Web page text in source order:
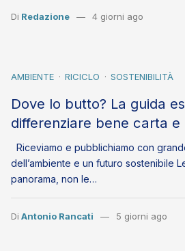
Di Redazione 4 giorni ago
AMBIENTE RICICLO SOSTENIBILITÀ
Dove lo butto? La guida
differenziare bene carta e
Riceviamo e pubblichiamo con
dell’ambiente e un futuro sostenibile
panorama, non le…
Di Antonio Rancati 5 giorni ago